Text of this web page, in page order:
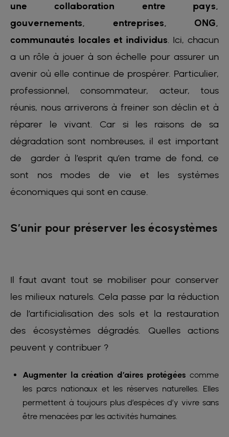
une collaboration entre pays,
gouvernements, entreprises, ONG,
communautés locales et individus. Ici, chacun
a un rôle à jouer à son échelle pour assurer un
avenir où elle continue de prospérer. Particulier,
professionnel, consommateur, acteur, tous
réunis, nous arriverons à freiner son déclin et à
réparer le vivant. Car si les raisons de sa
dégradation sont nombreuses, il est important
de garder à l’esprit qu’en trame de fond, ce
sont nos modes de vie et les systèmes
économiques qui sont en cause.
S’unir pour préserver les écosystèmes
Il faut avant tout se mobiliser pour conserver
les milieux naturels. Cela passe par la réduction
de l’artificialisation des sols et la restauration
des écosystèmes dégradés. Quelles actions
peuvent y contribuer ?
Augmenter la création d’aires protégées comme
les parcs nationaux et les réserves naturelles. Elles
permettent à toujours plus d’espèces d’y vivre sans
être menacées par les activités humaines.